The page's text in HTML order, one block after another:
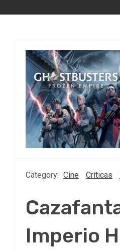
Category: Cine Críticas
Imperio